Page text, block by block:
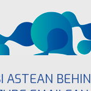
ASTEAN BEHIN